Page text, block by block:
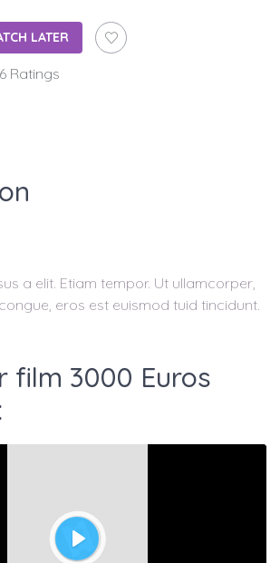
LATER
Ratings
a elit. Etiam tempor. Ut ullamcorper,
eros est euismod tuid tincidunt.
film 3000 Euros
Play